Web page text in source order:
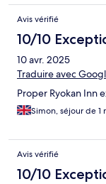
Avis vérifié
10/10
10 avr. 2025
Traduire avec
Proper Ryokan Inn
Simon, séjour de 1
Avis vérifié
10/10